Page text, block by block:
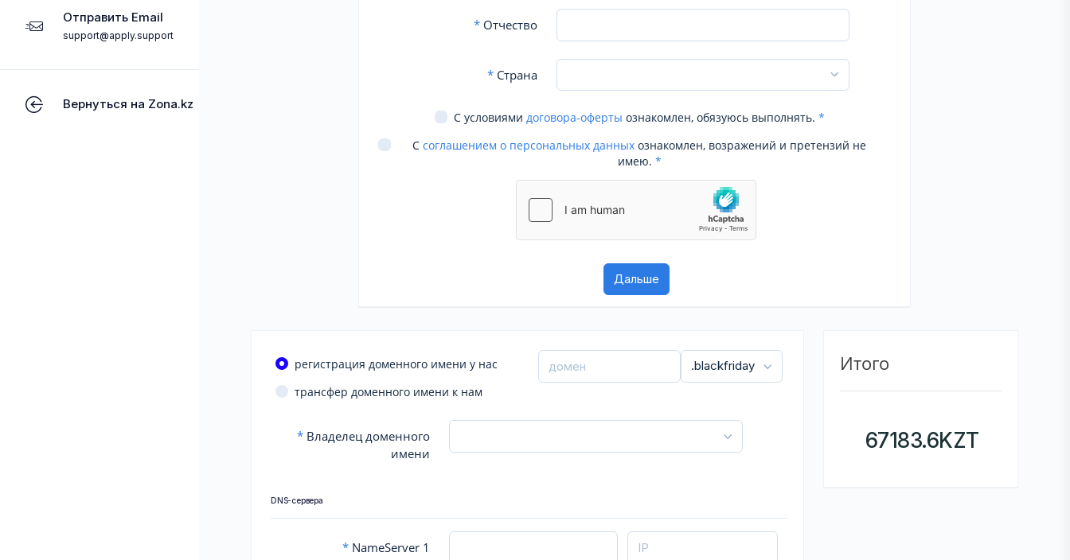
Отправить Email
support@apply.support
Вернуться на Zona.kz
*Отчество
*Страна
С условиями договора-оферты ознакомлен, обязуюсь выполнять. *
С соглашением о персональных данных ознакомлен, возражений и претензий не
имею. *
регистрация доменного имени у нас
трансфер доменного имени к нам
* Владелец доменного
имени
DNS-сервера
* NameServer 1
Итого
67183.6KZT